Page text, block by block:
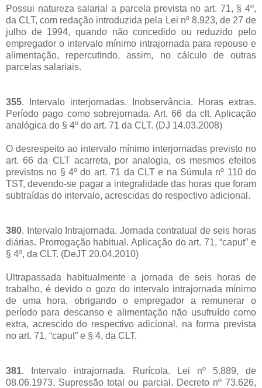
Possui natureza salarial a parcela prevista no art. 71, § 4º,
da CLT, com redação introduzida pela Lei nº 8.923, de 27 de
julho de 1994, quando não concedido ou reduzido pelo
empregador o intervalo mínimo intrajornada para repouso e
alimentação, repercutindo, assim, no cálculo de outras
parcelas salariais.
355. Intervalo interjornadas. Inobservância. Horas extras.
Período pago como sobrejornada. Art. 66 da clt. Aplicação
analógica do § 4º do art. 71 da CLT. (DJ 14.03.2008)
O desrespeito ao intervalo mínimo interjornadas previsto no
art. 66 da CLT acarreta, por analogia, os mesmos efeitos
previstos no § 4º do art. 71 da CLT e na Súmula nº 110 do
TST, devendo-se pagar a integralidade das horas que foram
subtraídas do intervalo, acrescidas do respectivo adicional.
380. Intervalo Intrajornada. Jornada contratual de seis horas
diárias. Prorrogação habitual. Aplicação do art. 71, “caput” e
§ 4º, da CLT. (DeJT 20.04.2010)
Ultrapassada habitualmente a jornada de seis horas de
trabalho, é devido o gozo do intervalo intrajornada mínimo
de uma hora, obrigando o empregador a remunerar o
período para descanso e alimentação não usufruído como
extra, acrescido do respectivo adicional, na forma prevista
no art. 71, “caput” e § 4, da CLT.
381. Intervalo intrajornada. Rurícola. Lei nº 5.889, de
08.06.1973. Supressão total ou parcial. Decreto nº 73.626,